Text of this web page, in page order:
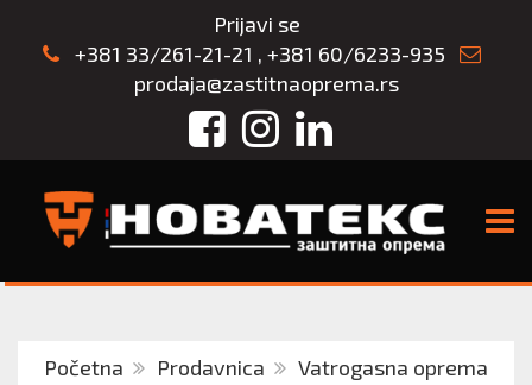
Prijavi se
+381 33/261-21-21 , +381 60/6233-935
prodaja@zastitnaoprema.rs
FacebookInstagram
LinkedIn
Početna Prodavnica
Vatrogasna oprema